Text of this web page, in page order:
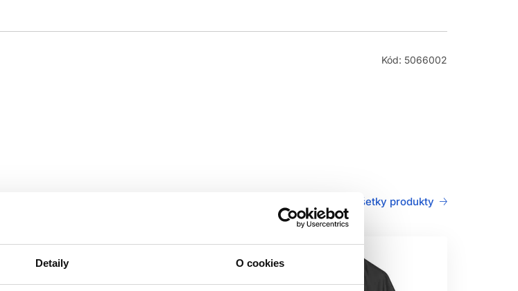
Detaily O cookies
Kód: 5066002
Všetky produkty